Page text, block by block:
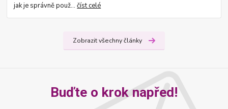
jak je správně použ...číst celé
Zobrazit všechny články
Buďte o krok napřed!